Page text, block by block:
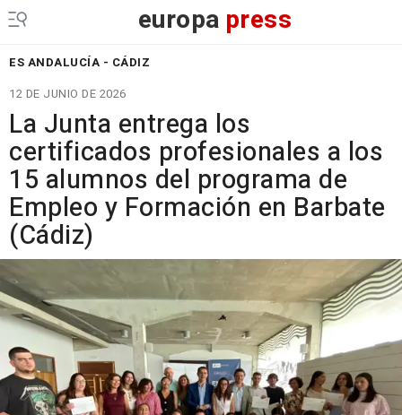
europa press
ES ANDALUCÍA - CÁDIZ
12 DE JUNIO DE 2026
La Junta entrega los
certificados profesionales a los
15 alumnos del programa de
Empleo y Formación en Barbate
(Cádiz)